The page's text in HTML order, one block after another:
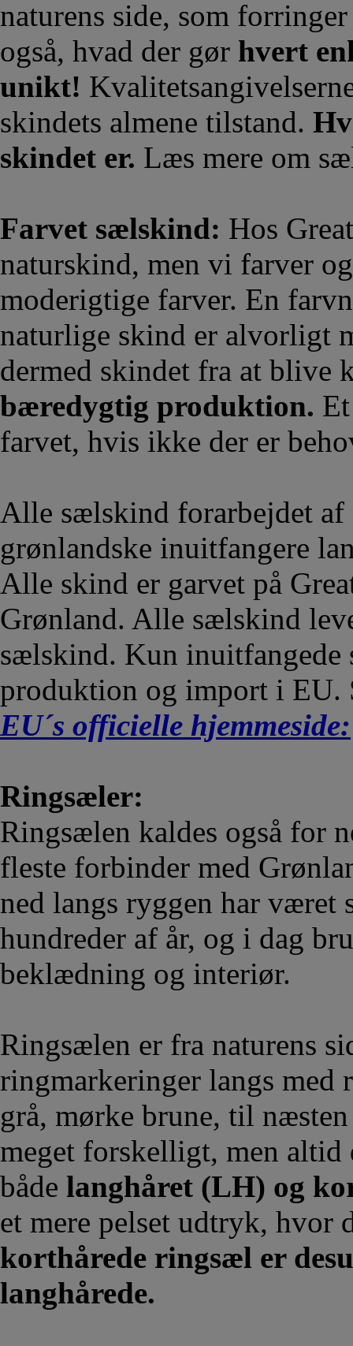
naturens side, som
også, hvad der gør hvert
unikt!
skindets almene tilstand.
skindet er. Læs mere om
Farvet sælskind: Hos
naturskind, men vi farver
moderigtige farver. En
naturlige skind er alvorligt
dermed skindet fra at blive
bæredygtig produktion.
farvet, hvis ikke der er
Alle sælskind forarbejdet af
grønlandske inuitfangere
Alle skind er garvet på
Grønland. Alle sælskind
sælskind. Kun
produktion og import i EU.
EU´s officielle hjemmeside:
Ringsæler:
Ringsælen kaldes også for
fleste forbinder med
ned langs ryggen har været
hundreder af år, og i dag
beklædning og interiør.
Ringsælen er fra naturens
ringmarkeringer langs med
grå, mørke brune, til
meget forskelligt, men
både langhåret (LH) og
et mere pelset udtryk, hvor
korthårede ringsæl er
langhårede.